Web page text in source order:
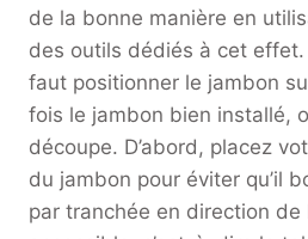
de la bonne manière en
des outils dédiés à cet effet.
faut positionner le jambon
fois le jambon bien installé,
découpe. D’abord, placez
du jambon pour éviter qu’il
par tranchée en direction de